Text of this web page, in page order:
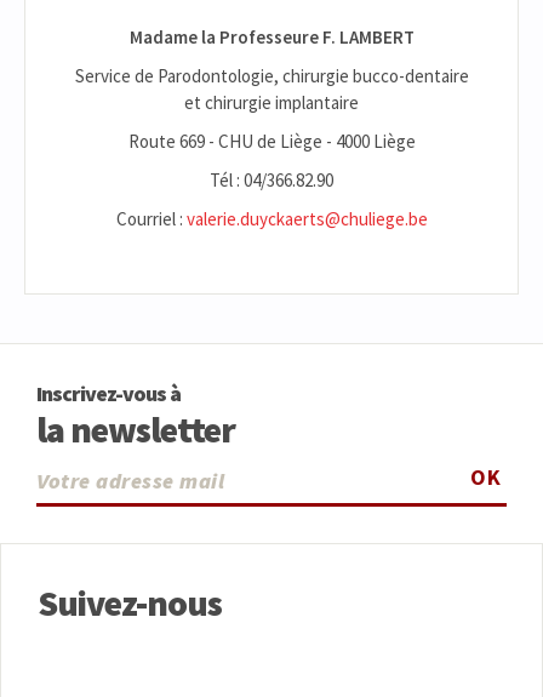
Madame la Professeure F. LAMBERT
Service de Parodontologie, chirurgie bucco-dentaire
et chirurgie implantaire
Route 669 - CHU de Liège - 4000 Liège
Tél : 04/366.82.90
Courriel : valerie.duyckaerts@chuliege.be
Inscrivez-vous à
la newsletter
OK
Suivez-nous